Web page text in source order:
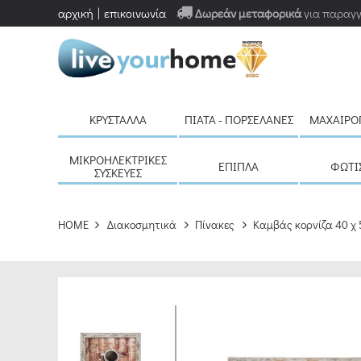
Δωρεάν μεταφορικάγια
αρχική επικοινωνία
ΚΡΎΣΤΑΛΛΑ ΠΙΆΤΑ - ΠΟΡΣΕΛΆΝΕΣ
ΜΙΚΡΟΗΛΕΚΤΡΙΚΈΣ
ΣΥΣΚΕΥΈΣ
ΈΠΙΠΛΑ
HOME Διακοσμητικά Πίνακες Καμβάς κορνίζα 40 χ